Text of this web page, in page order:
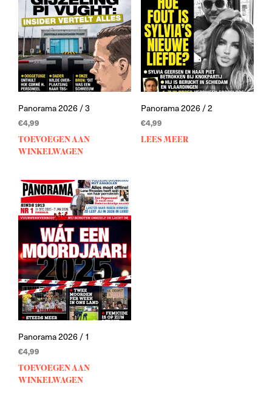
Panorama 2026 / 3
€4,99
TOEVOEGEN AAN
WINKELWAGEN
Panorama 2026 / 2
€4,99
LEES MEER
Panorama 2026 / 1
€4,99
TOEVOEGEN AAN
WINKELWAGEN